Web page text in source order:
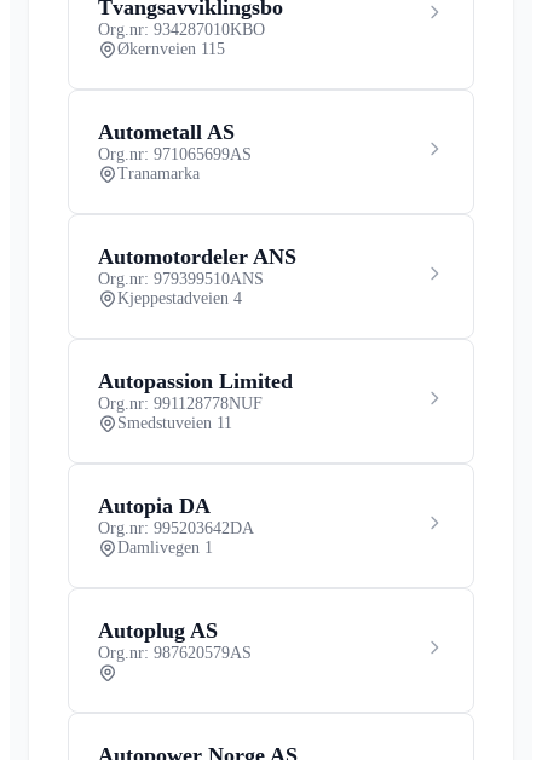
Tvangsavviklingsbo
Org.nr: 934287010KBO
Økernveien 115
Autometall AS
Org.nr: 971065699AS
Tranamarka
Automotordeler ANS
Org.nr: 979399510ANS
Kjeppestadveien 4
Autopassion Limited
Org.nr: 991128778NUF
Smedstuveien 11
Autopia DA
Org.nr: 995203642DA
Damlivegen 1
Autoplug AS
Org.nr: 987620579AS
Autopower Norge AS